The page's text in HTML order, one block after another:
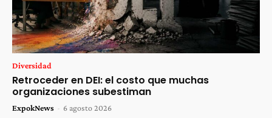
Diversidad
Retroceder en DEI: el costo que muchas
organizaciones subestiman
ExpokNews - 6 agosto 2026